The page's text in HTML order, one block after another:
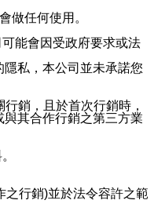
做任何使用。
能會因受政府要求或法
私，本公司並未承諾您
銷，且於首次行銷時，
其合作行銷之第三方業
之行銷)並於法令容許之範